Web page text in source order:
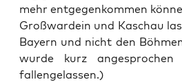
mehr ent­ge­gen­kom­men
Groß­wardein und Kaschau
Bay­ern und nicht den
wur­de kurz
fallengelassen.)